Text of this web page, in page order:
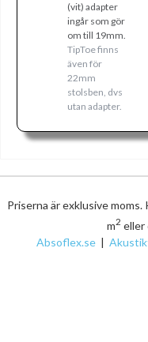
(vit) adapter
ingår som gör
om till 19mm.
TipToe finns
även för
22mm
stolsben, dvs
utan adapter.
Priserna är exklusive
m2 eller
Absoflex.se |